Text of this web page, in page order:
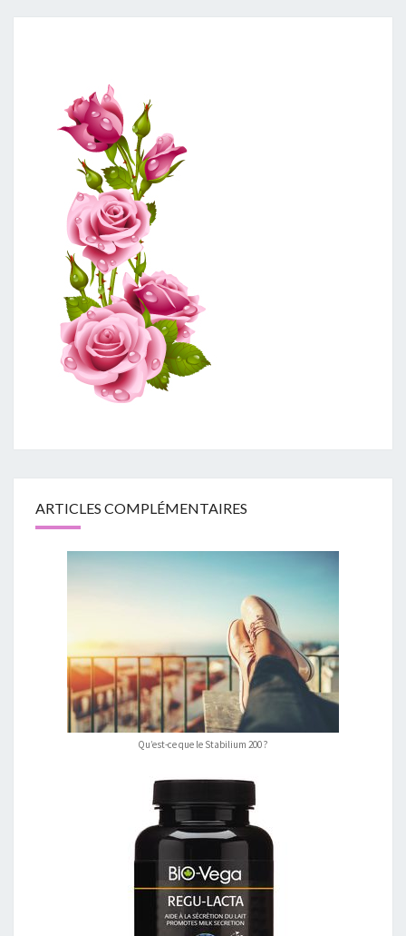
ARTICLES COMPLÉMENTAIRES
Qu’est-ce que le Stabilium 200 ?